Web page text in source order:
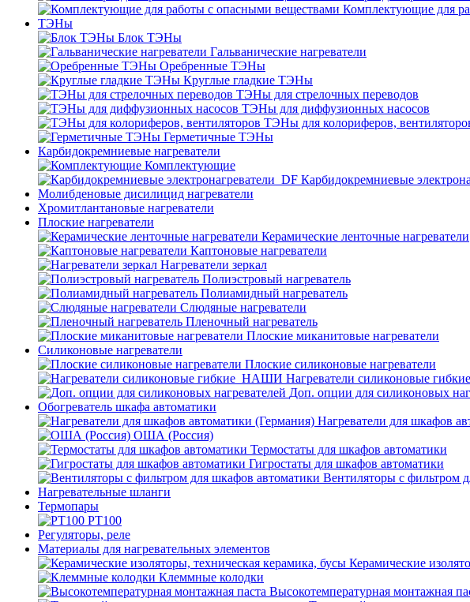
Комплектующие для
ТЭНы
Блок ТЭНы
Гальванические нагреватели
Оребренные ТЭНы
Круглые гладкие ТЭНы
ТЭНы для стрелочных переводов
ТЭНы для диффузионных насосов
ТЭНы для колориферов,
Герметичные ТЭНы
Карбидокремниевые нагреватели
Комплектующие
Карбидокремниевые
Молибденовые дисилицид нагреватели
Хромитлантановые нагреватели
Плоские нагреватели
Керамические ленточные нагреватели
Каптоновые нагреватели
Нагреватели зеркал
Полиэстровый нагреватель
Полиамидный нагреватель
Слюдяные нагреватели
Пленочный нагреватель
Плоские миканитовые нагреватели
Силиконовые нагреватели
Плоские силиконовые нагреватели
Нагреватели силиконовые
Доп. опции для силиконовых
Обогреватель шкафа автоматики
Нагреватели для шкафов
ОША (Россия)
Термостаты для шкафов автоматики
Гигростаты для шкафов автоматики
Вентиляторы с фильтром
Нагревательные шланги
Термопары
PT100
Регуляторы, реле
Материалы для нагревательных элементов
Керамические
Клеммные колодки
Высокотемпературная монтажная